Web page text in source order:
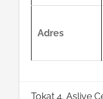
Adres
Tokat 4. Asliye